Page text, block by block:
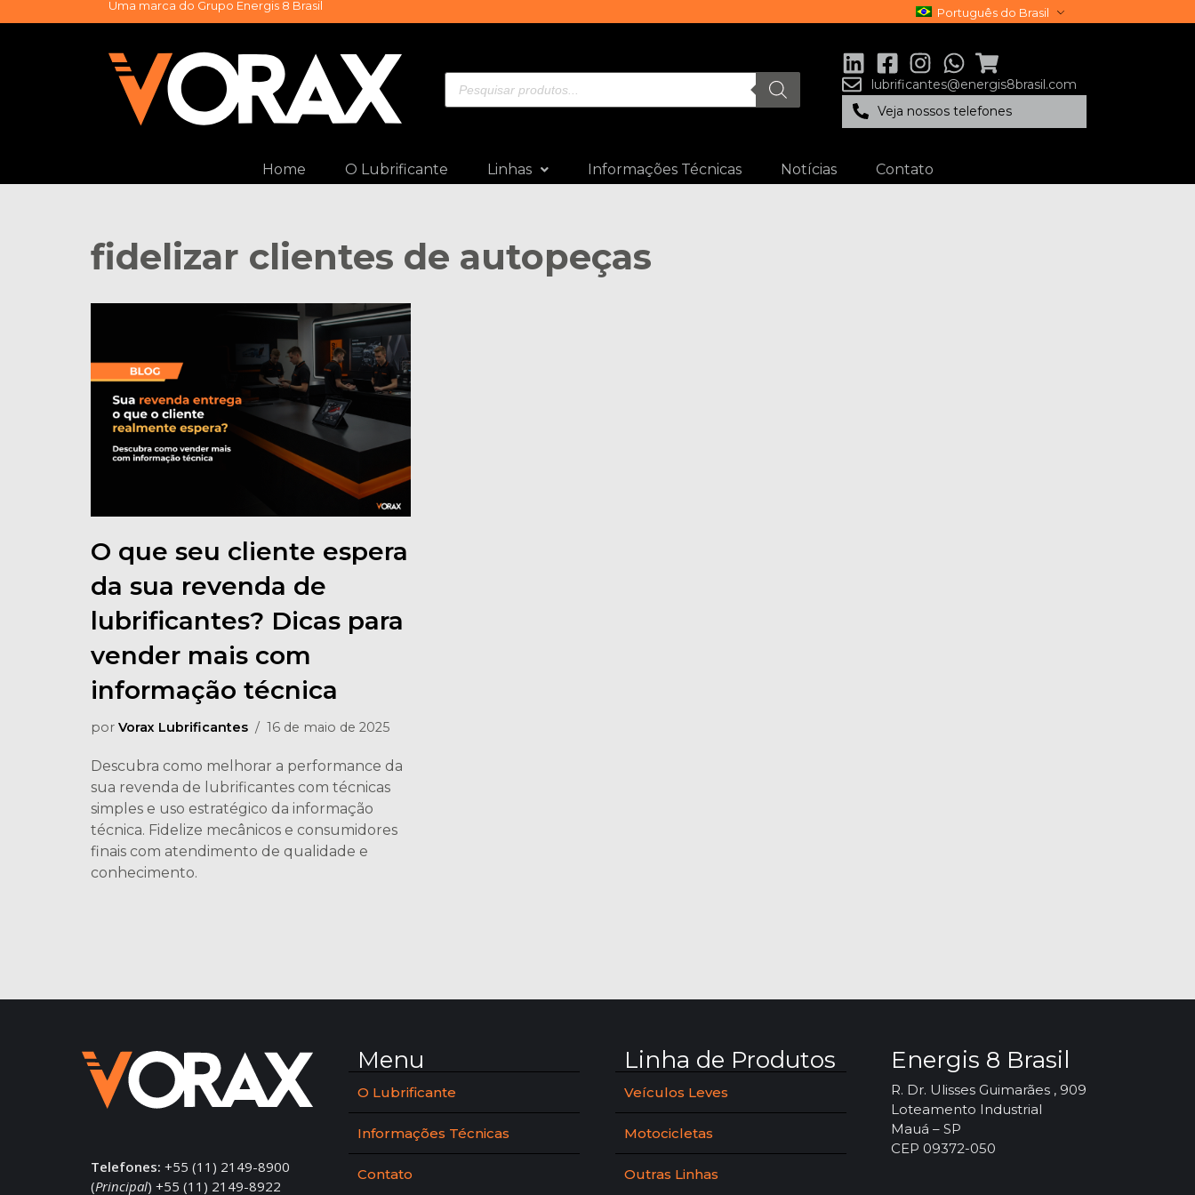
Uma marca do Grupo Energis 8 Brasil Português do Brasil
lubrificantes@energis8brasil.com
Veja nossos telefones
Home O Lubrificante Linhas Informações Técnicas Notícias Contato
fidelizar clientes de autopeças
O que seu cliente espera
da sua revenda de
lubrificantes? Dicas para
vender mais com
informação técnica
por Vorax Lubrificantes 16 de maio de 2025
Descubra como melhorar a performance da
sua revenda de lubrificantes com técnicas
simples e uso estratégico da informação
técnica. Fidelize mecânicos e consumidores
finais com atendimento de qualidade e
conhecimento.
Telefones: +55 (11) 2149-8900
(Principal) +55 (11) 2149-8922
Menu
O Lubrificante
Informações Técnicas
Contato
Linha de Produtos
Veículos Leves
Motocicletas
Outras Linhas
Energis 8 Brasil
R. Dr. Ulisses Guimarães , 909
Loteamento Industrial
Mauá – SP
CEP 09372-050